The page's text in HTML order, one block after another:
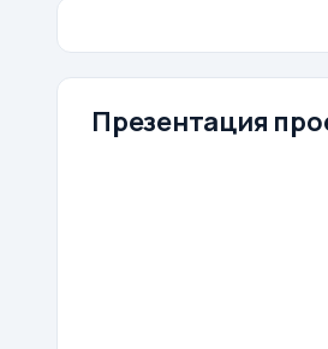
Презентация